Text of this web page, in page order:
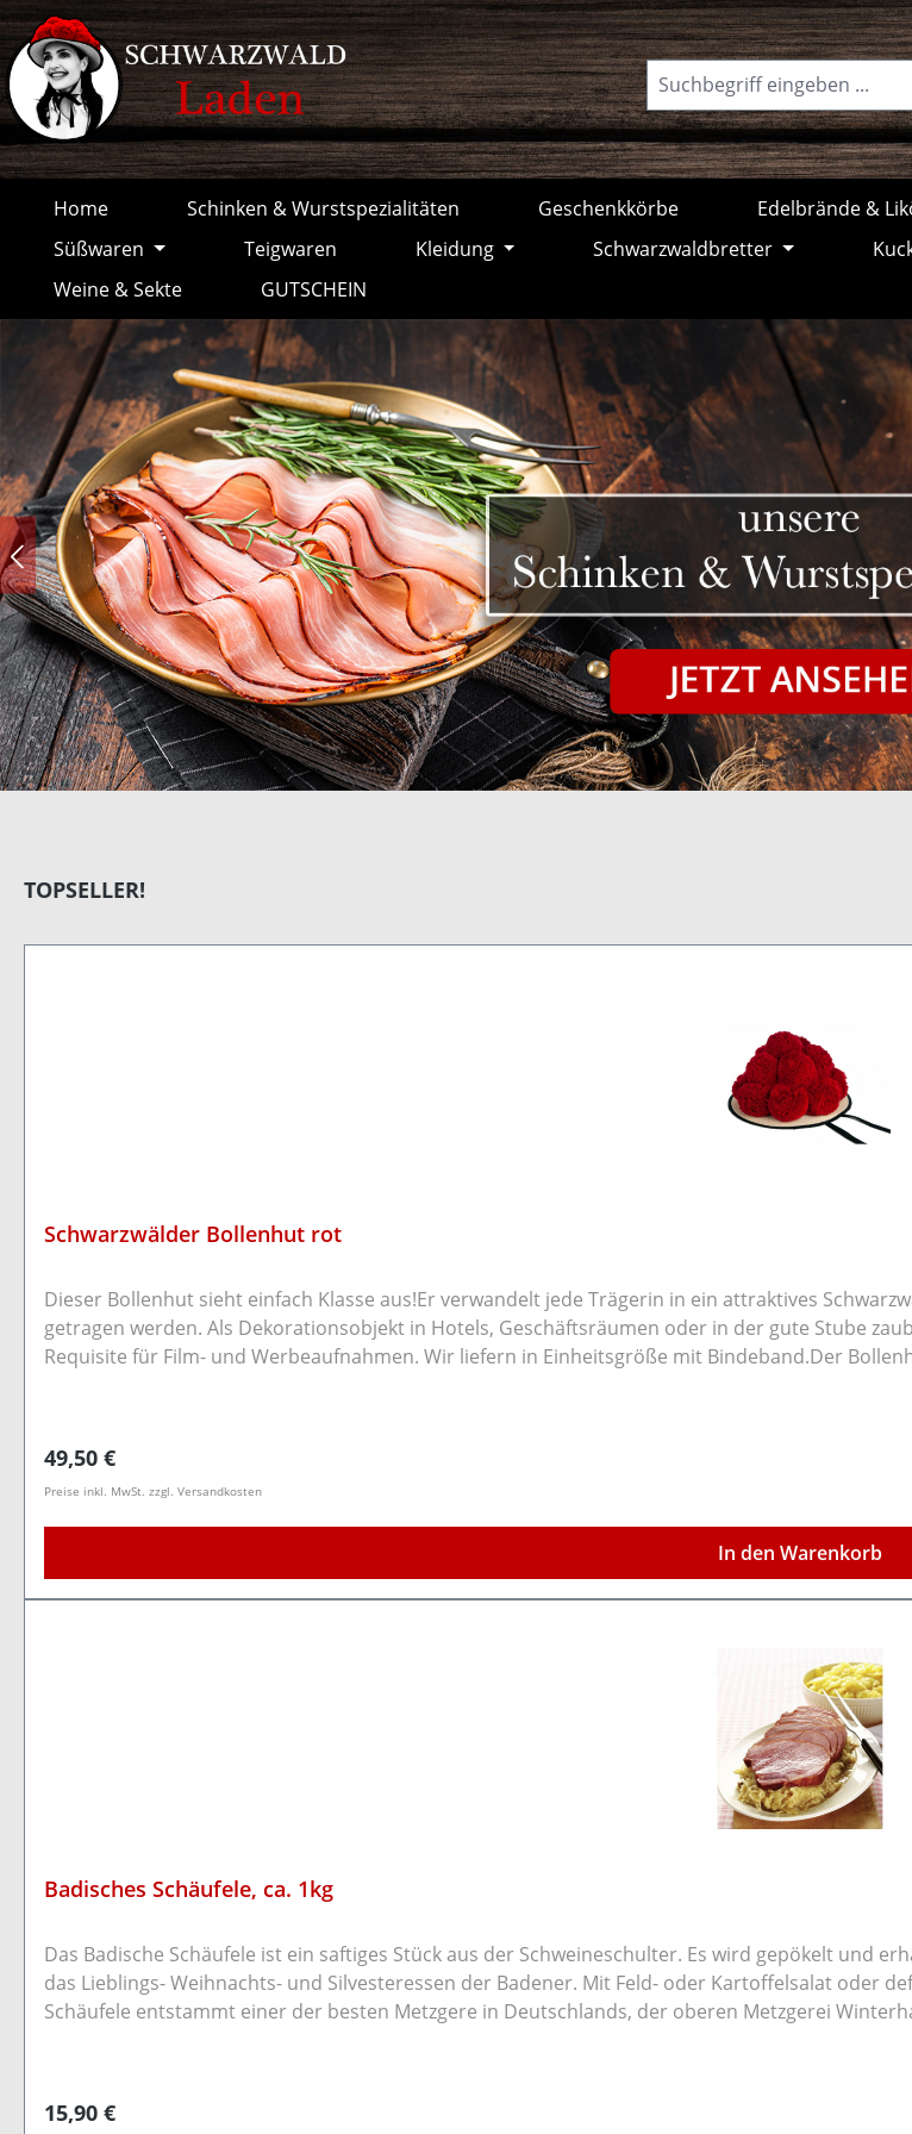
Zur Hauptnavigation springen
Home Schinken & Wurstspezialitäten Geschenkkörbe Edelbrände &
Süßwaren
Teigwaren Kleidung Schwarzwaldbretter
Weine & Sekte
GUTSCHEIN
Bildergalerie überspringen
Produktgalerie überspringen
TOPSELLER!
Schwarzwälder Bollenhut rot
Dieser Bollenhut sieht einfach Klasse aus!Er verwandelt jede Trägerin in ein attraktives
getragen werden. Als Dekorationsobjekt in Hotels, Geschäftsräumen oder in der gute Stube
Requisite für Film- und Werbeaufnahmen. Wir liefern in Einheitsgröße mit Bindeband.Der
Regulärer Preis:
49,50 €
Preise inkl. MwSt. zzgl. Versandkosten
In den Warenkorb
Badisches Schäufele, ca. 1kg
Das Badische Schäufele ist ein saftiges Stück aus der Schweineschulter. Es wird gepökelt und
das Lieblings- Weihnachts- und Silvesteressen der Badener. Mit Feld- oder Kartoffelsalat oder
Schäufele entstammt einer der besten Metzgere in Deutschlands, der oberen Metzgerei
das fertige Schäufele entnehmen.Diese Größe reicht für ca. 4 Personen. Es hält sich gut ein
Regulärer Preis:
15,90 €